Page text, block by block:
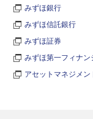
みずほ銀行
みずほ信託銀行
みずほ証券
みずほ第一フィナ
アセットマネジメ